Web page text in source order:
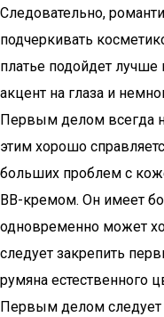
Следовательно,
подчеркивать
платье подойдет лучше
акцент на глаза и
Первым делом всегда
этим хорошо
больших проблем с
BB-кремом. Он имеет
одновременно может
следует закрепить
румяна естественного
Первым делом следует